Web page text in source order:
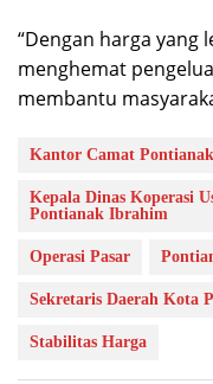
“Dengan harga yang
menghemat
membantu
Kantor Camat
Kepala Dinas Koperasi
Pontianak Ibrahim
Operasi Pasar
Sekretaris Daerah Kota
Stabilitas Harga